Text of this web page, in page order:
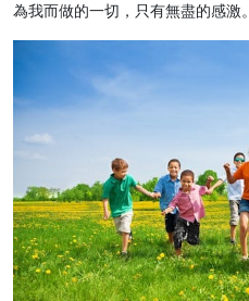
為我而做的一切，只有無盡的感激。